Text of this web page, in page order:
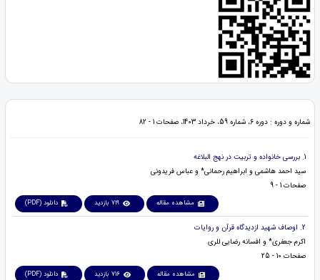
شماره و دوره : دوره 6، شماره 59، خرداد 1403، صفحات 1 - 82
1. بررسی خانواده و تربیت در نهج البلاغه
سید احمد هاشمی و ابراهیم رحمانی* و عباس فریدونی
صفحات 1 - 9
مشاهده مقاله 719 بازدید دانلود (PDF)
2. اوصاف شهید ازدیدگاه قرآن و روایات
اکرم جعفری* و افسانه رضایی للری
صفحات 10 - 25
مشاهده مقاله 716 بازدید دانلود (PDF)